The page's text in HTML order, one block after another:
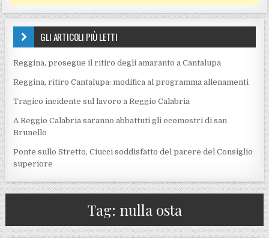
GLI ARTICOLI PIÙ LETTI
Reggina, prosegue il ritiro degli amaranto a Cantalupa
Reggina, ritiro Cantalupa: modifica al programma allenamenti
Tragico incidente sul lavoro a Reggio Calabria
A Reggio Calabria saranno abbattuti gli ecomostri di san
Brunello
Ponte sullo Stretto, Ciucci soddisfatto del parere del Consiglio
superiore
Tag: nulla osta